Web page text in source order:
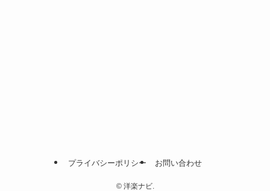
プライバシーポリシー お問い合わせ
©洋楽ナビ.